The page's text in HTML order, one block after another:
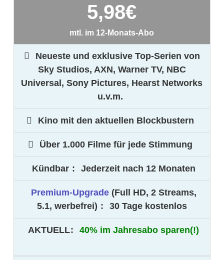
5,98€
mtl. im 12-Monats-Abo
Neueste und exklusive Top-Serien von
Sky Studios, AXN, Warner TV, NBC
Universal, Sony Pictures, Hearst Networks
u.v.m.
Kino mit den aktuellen Blockbustern
Über 1.000 Filme für jede Stimmung
Kündbar : Jederzeit nach 12 Monaten
Premium-Upgrade(Full HD, 2 Streams,
5.1, werbefrei) : 30 Tage kostenlos
AKTUELL: 40% im Jahresabo sparen(!)